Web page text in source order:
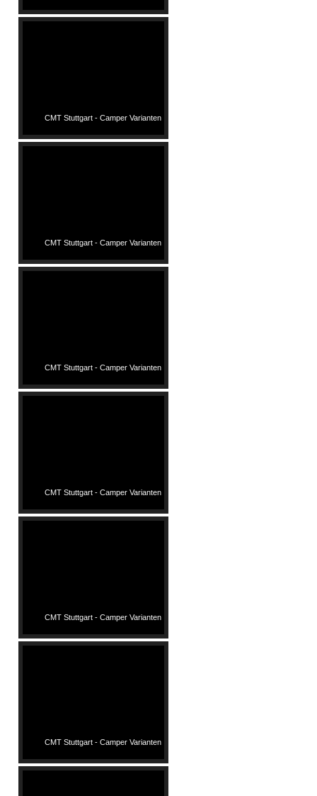
CMT Stuttgart - Camper Varianten
CMT Stuttgart - Camper Varianten
CMT Stuttgart - Camper Varianten
CMT Stuttgart - Camper Varianten
CMT Stuttgart - Camper Varianten
CMT Stuttgart - Camper Varianten